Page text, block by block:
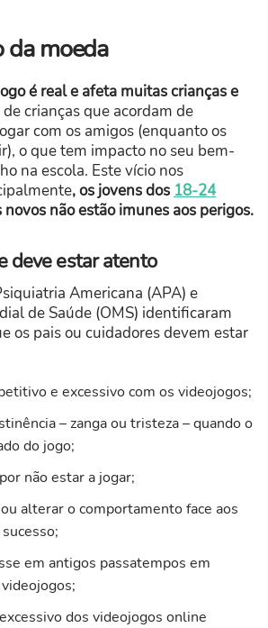
da moeda
é real e afeta muitas crianças e
crianças que acordam de
com os amigos (enquanto os
o que tem impacto no seu bem-
na escola. Este vício nos
, os jovens dos 18-24
novos não estão imunes aos perigos.
deve estar atento
Americana (APA) e
de Saúde (OMS) identificaram
os pais ou cuidadores devem estar
e excessivo com os videojogos;
– zanga ou tristeza – quando o
do jogo;
não estar a jogar;
alterar o comportamento face aos
em antigos passatempos em
dos videojogos online